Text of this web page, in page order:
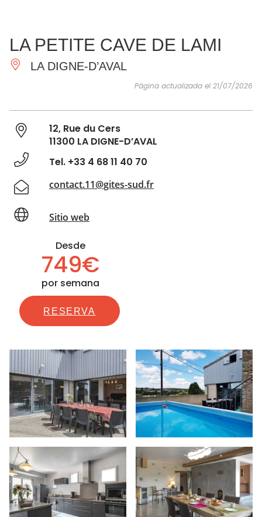
IMPRESCINDIBLES
HACER
INSPIRACIONES
LA PETITE CAVE DE LAMI
LA DIGNE-D’AVAL
Página actualizada el 21/07/2026
12, Rue du Cers
11300 LA DIGNE-D’AVAL
Tel. +33 4 68 11 40 70
contact.11@gites-sud.fr
Sitio web
Desde
749€
por semana
RESERVA